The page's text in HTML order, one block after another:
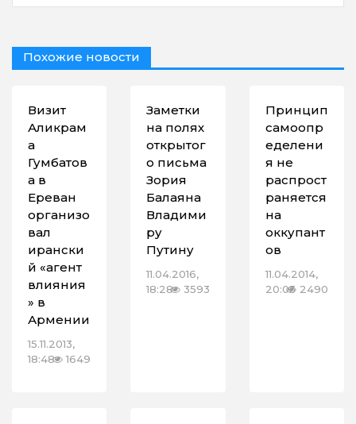
Похожие новости
Визит
Аликрам
а
Гумбатов
а в
Ереван
организо
вал
ирански
й «агент
влияния
» в
Армении
15.11.2013,
18:48
1649
Заметки
на полях
открытог
о письма
Зория
Балаяна
Владими
ру
Путину
11.04.2016,
18:28 3593
Принцип
самоопр
еделени
я не
распрост
раняется
на
оккупант
ов
11.04.2014,
20:032490